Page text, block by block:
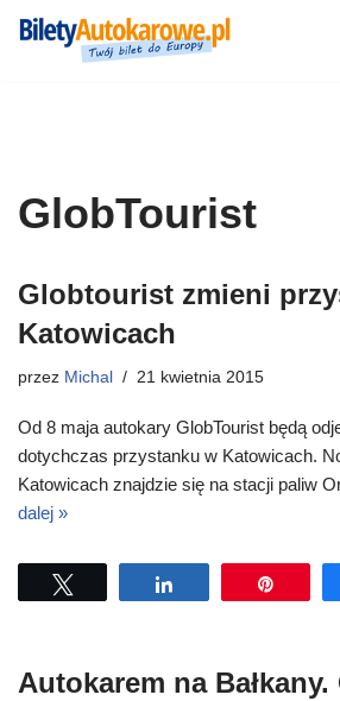
GlobTourist
Globtourist zmieni
Katowicach
przez Michal 21 kwietnia 2015
Od 8 maja autokary GlobTourist będą
dotychczas przystanku w Katowicach.
Katowicach znajdzie się na stacji paliw
dalej »
Udostępnij
Autokarem na Bałkany.